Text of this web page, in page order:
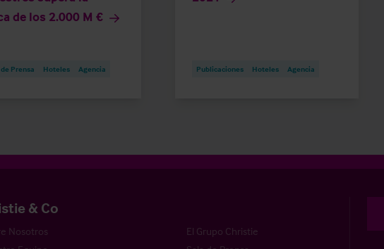
de los 2.000 M €
Prensa Hoteles Agencia Publicaciones Hoteles Agencia
& Co
Nosotros
El Grupo Christie